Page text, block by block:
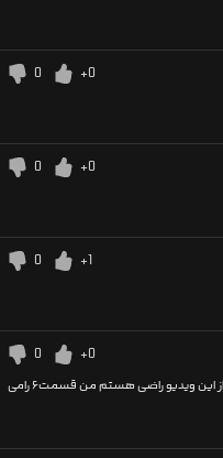
+0
0
+0
0
+1
0
+0
0
بچه‌ها این فیلم بهترین فیلم ایران من خیلی از این ویدیو راضی هستم من قسمت۶ رامی